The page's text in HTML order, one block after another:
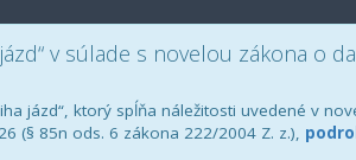
v súlade s novelou zákona o
jázd“, ktorý spĺňa náležitosti uvedené v
(§ 85n ods. 6 zákona 222/2004 Z. z.),